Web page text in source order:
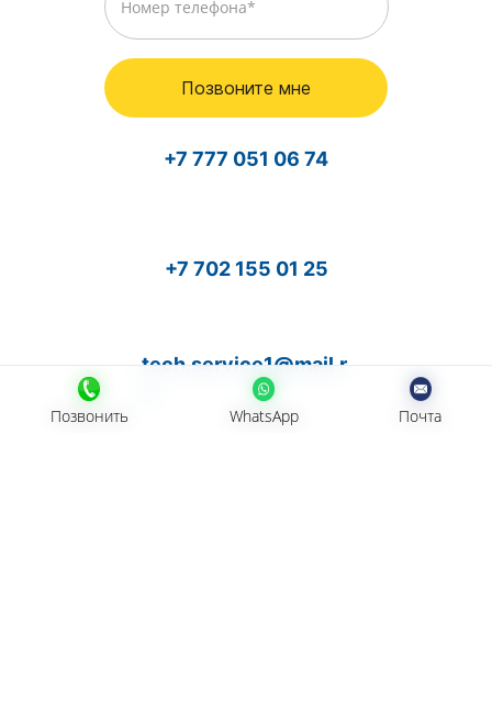
Позвонить WhatsApp Почта
Позвоните мне
+7 777 051 06 74
+7 702 155 01 25
tech.service1@mail.r
Позвонить WhatsApp Почта